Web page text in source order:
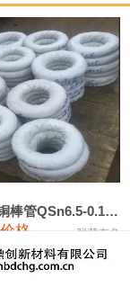
-10,000
1,000
1,000
0
100
18,100 100磷铜丝 磷铜棒管QSn6.5-0.1 7-0.2 8-0.3
格 联荣有色